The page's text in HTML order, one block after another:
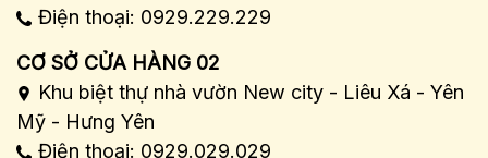
Điện thoại: 0929.229.229
CƠ SỞ CỬA HÀNG 02
Khu biệt thự nhà vườn New city - Liêu Xá - Yên
Mỹ - Hưng Yên
Điện thoại: 0929.029.029